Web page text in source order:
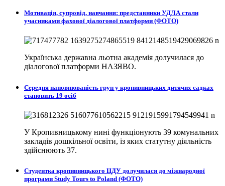
Мотивація, супровід, навчання: представники УДЛА стали
учасниками фахової діалогової платформи (ФОТО)
Українська державна льотна академія долучилася до
діалогової платформи НАЗЯВО.
Середня наповнюваність груп у кропивницьких дитячих садках
становить 19 осіб
У Кропивницькому нині функціонують 39 комунальних
закладів дошкільної освіти, із яких статутну діяльність
здійснюють 37.
Студентка кропивницького ЦДУ долучилася до міжнародної
програми Study Tours to Poland (ФОТО)